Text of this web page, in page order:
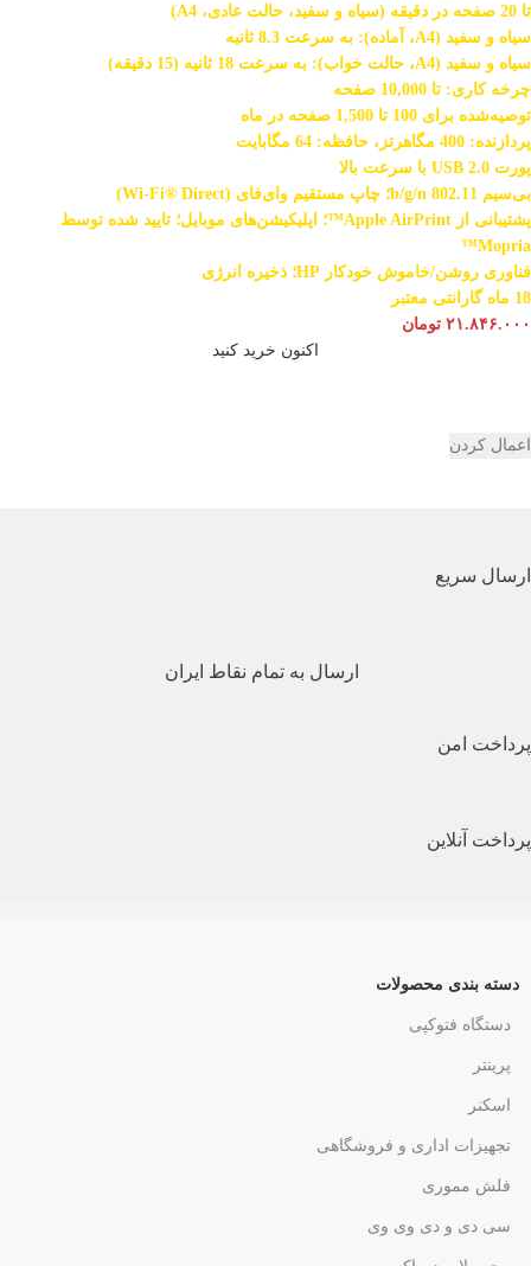
تا 20 صفحه در دقیقه (سیاه و سفید، حالت عادی، A4)
سیاه و سفید (A4، آماده): به سرعت 8.3 ثانیه
سیاه و سفید (A4، حالت خواب): به سرعت 18 ثانیه (15 دقیقه)
چرخه کاری: تا 10,000 صفحه
توصیه‌شده برای 100 تا 1,500 صفحه در ماه
پردازنده: 400 مگاهرتز، حافظه: 64 مگابایت
پورت USB 2.0 با سرعت بالا
بی‌سیم 802.11 b/g/n؛ چاپ مستقیم وای‌فای (Wi-Fi® Direct)
پشتیبانی از Apple AirPrint™؛ اپلیکیشن‌های موبایل؛ تایید شده توسط
Mopria™
فناوری روشن/خاموش خودکار HP؛ ذخیره انرژی
18 ماه گارانتی معتبر
۲۱.۸۴۶.۰۰۰ تومان
اکنون خرید کنید
اعمال کردن
ارسال سریع
ارسال به تمام نقاط ایران
پرداخت امن
پرداخت آنلاین
دسته بندی محصولات
دستگاه فتوکپی
پرینتر
اسکنر
تجهیزات اداری و فروشگاهی
فلش مموری
سی دی و دی وی وی